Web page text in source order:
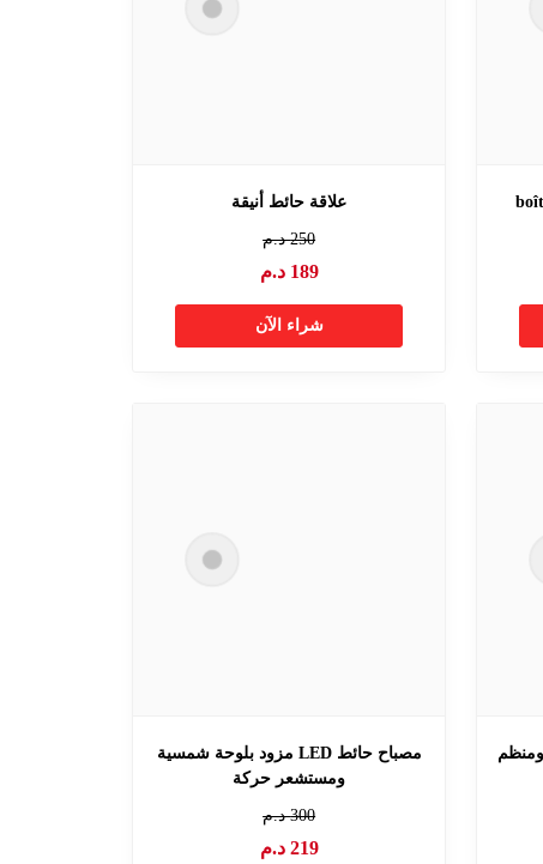
علاقة حائط أنيقة
250د.م
189 د.م
شراء الآن
مصباح حائط LED مزود بلوحة شمسية
ومستشعر حركة
300د.م
219 د.م